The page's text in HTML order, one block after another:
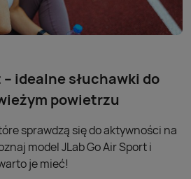
– idealne słuchawki do
powietrzu
sprawdzą się do aktywności na
model JLab Go Air Sport i
je mieć!